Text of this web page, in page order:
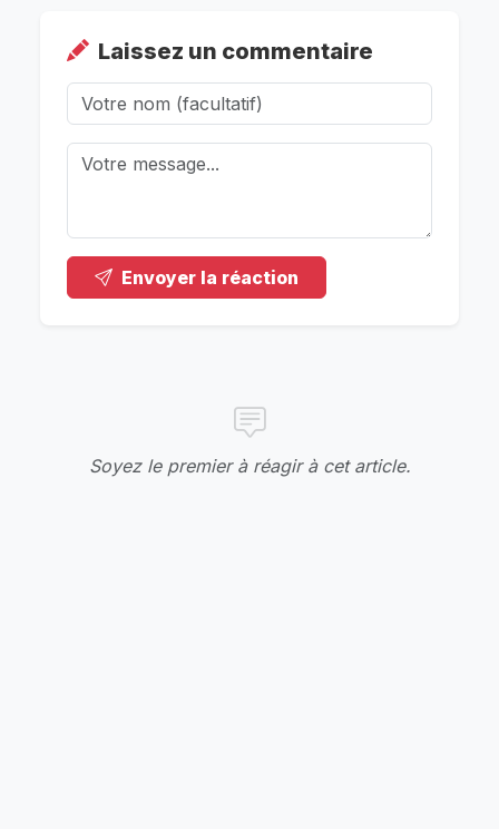
Laissez un commentaire
Envoyer la réaction
Soyez le premier à réagir à cet article.